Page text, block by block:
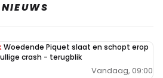
Woedende Piquet slaat en schopt erop
crash - terugblik
Vandaag, 09:00